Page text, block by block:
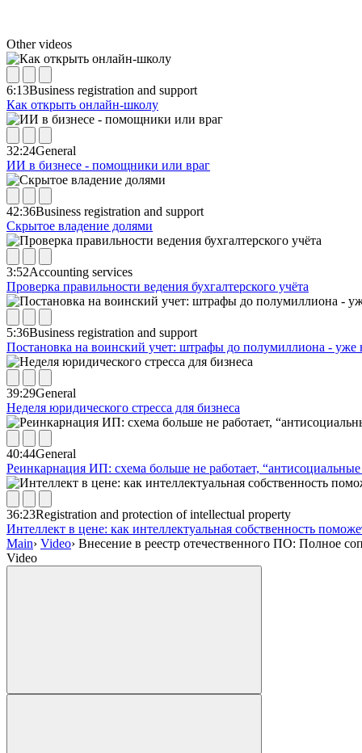
Other videos
6:13Business registration and support
Как открыть онлайн-школу
32:24General
ИИ в бизнесе - помощники или враг
42:36Business registration and support
Скрытое владение долями
3:52Accounting services
Проверка правильности ведения бухгалтерского учёта
5:36Business registration and support
Постановка на воинский учет: штрафы до полумиллиона - уже
39:29General
Неделя юридического стресса для бизнеса
40:44General
Реинкарнация ИП: схема больше не работает,
36:23Registration and protection of intellectual property
Интеллект в цене: как интеллектуальная собственность
Main› Video› Внесение в реестр отечественного ПО: Полное
Video